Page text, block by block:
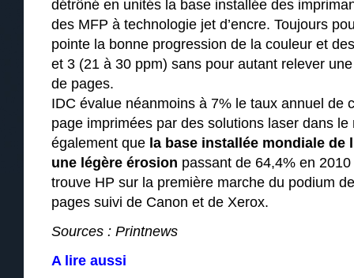
détrôné en unités la base installée des
des MFP à technologie jet d’encre. Toujours
pointe la bonne progression de la couleur et
et 3 (21 à 30 ppm) sans pour autant relever
de pages.
IDC évalue néanmoins à 7% le taux annuel de
page imprimées par des solutions laser dans
également que la base installée mondiale de
une légère érosion passant de 64,4% en
trouve HP sur la première marche du podium
pages suivi de Canon et de Xerox.
Sources : Printnews
A lire aussi